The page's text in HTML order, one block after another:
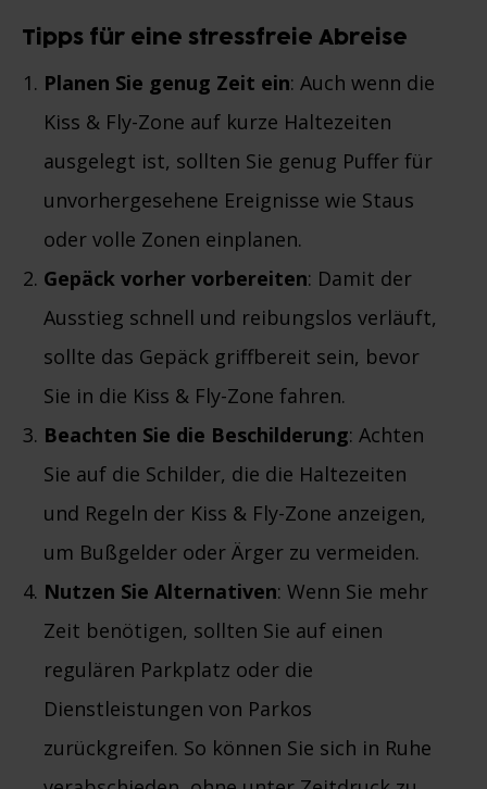
Tipps für eine stressfreie Abreise
Planen Sie genug Zeit ein: Auch wenn die
Kiss & Fly-Zone auf kurze Haltezeiten
ausgelegt ist, sollten Sie genug Puffer für
unvorhergesehene Ereignisse wie Staus
oder volle Zonen einplanen.
Gepäck vorher vorbereiten: Damit der
Ausstieg schnell und reibungslos verläuft,
sollte das Gepäck griffbereit sein, bevor
Sie in die Kiss & Fly-Zone fahren.
Beachten Sie die Beschilderung: Achten
Sie auf die Schilder, die die Haltezeiten
und Regeln der Kiss & Fly-Zone anzeigen,
um Bußgelder oder Ärger zu vermeiden.
Nutzen Sie Alternativen: Wenn Sie mehr
Zeit benötigen, sollten Sie auf einen
regulären Parkplatz oder die
Dienstleistungen von Parkos
zurückgreifen. So können Sie sich in Ruhe